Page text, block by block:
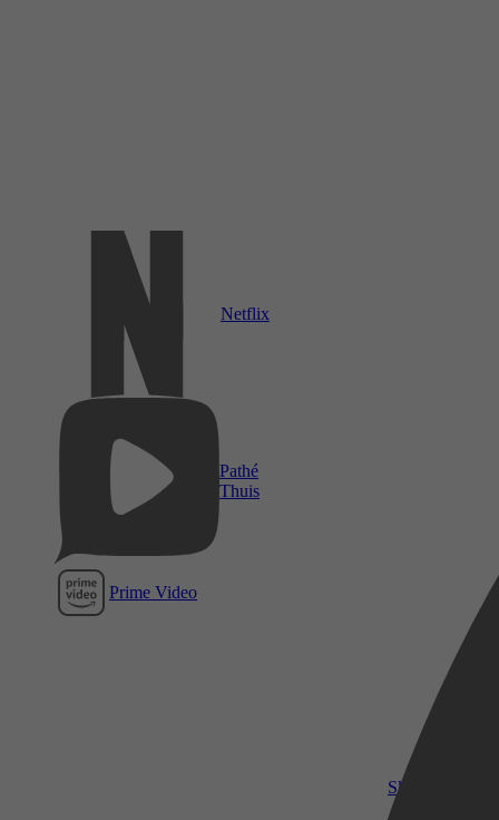
Netflix
Pathé
Thuis
Prime Video
SkyShowtime